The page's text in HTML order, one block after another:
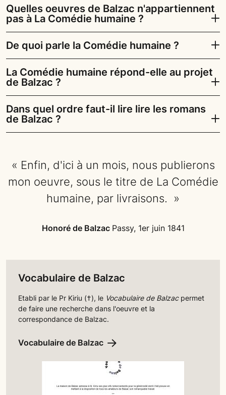
Quelles oeuvres de Balzac n'appartiennent
pas à La Comédie humaine ?
De quoi parle la Comédie humaine ?
La Comédie humaine répond-elle au projet
de Balzac ?
Dans quel ordre faut-il lire lire les romans
de Balzac ?
« Enfin, d'ici à un mois, nous publierons
mon oeuvre, sous le titre de La Comédie
humaine, par livraisons. »
Honoré de Balzac Passy, 1er juin 1841
Vocabulaire de Balzac
Etabli par le Pr Kiriu (†), le Vocabulaire de Balzacpermet
de faire une recherche dans l'oeuvre et la
correspondance de Balzac.
Vocabulaire de Balzac